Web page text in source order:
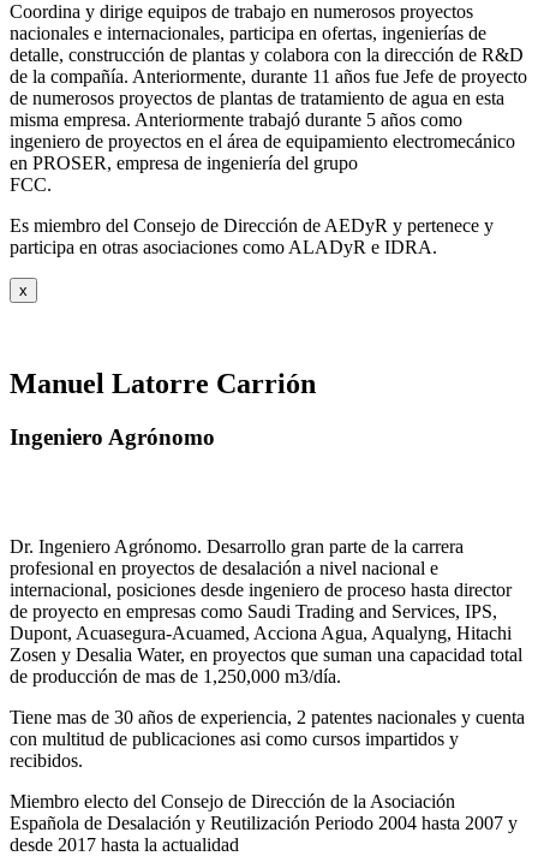
Coordina y dirige equipos de trabajo en numerosos proyectos
nacionales e internacionales, participa en ofertas, ingenierías de
detalle, construcción de plantas y colabora con la dirección de R&D
de la compañía. Anteriormente, durante 11 años fue Jefe de proyecto
de numerosos proyectos de plantas de tratamiento de agua en esta
misma empresa. Anteriormente trabajó durante 5 años como
ingeniero de proyectos en el área de equipamiento electromecánico
en PROSER, empresa de ingeniería del grupo
FCC.
Es miembro del Consejo de Dirección de AEDyR y pertenece y
participa en otras asociaciones como ALADyR e IDRA.
x
Manuel Latorre Carrión
Ingeniero Agrónomo
Dr. Ingeniero Agrónomo. Desarrollo gran parte de la carrera
profesional en proyectos de desalación a nivel nacional e
internacional, posiciones desde ingeniero de proceso hasta director
de proyecto en empresas como Saudi Trading and Services, IPS,
Dupont, Acuasegura-Acuamed, Acciona Agua, Aqualyng, Hitachi
Zosen y Desalia Water, en proyectos que suman una capacidad total
de producción de mas de 1,250,000 m3/día.
Tiene mas de 30 años de experiencia, 2 patentes nacionales y cuenta
con multitud de publicaciones asi como cursos impartidos y
recibidos.
Miembro electo del Consejo de Dirección de la Asociación
Española de Desalación y Reutilización Periodo 2004 hasta 2007 y
desde 2017 hasta la actualidad